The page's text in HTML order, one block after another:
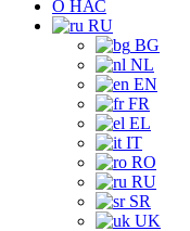
О НАС
RU
BG
NL
EN
FR
EL
IT
RO
RU
SR
UK